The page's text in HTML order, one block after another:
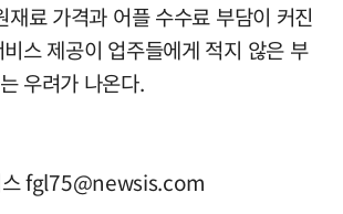
재료 가격과 어플 수수료 부담이 커진
스 제공이 업주들에게 적지 않은 부
우려가 나온다.
fgl75@newsis.com